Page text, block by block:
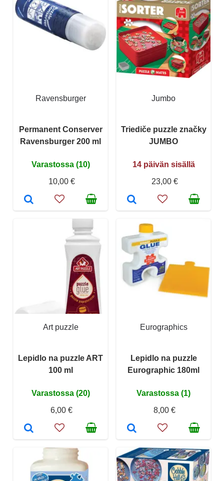
Ravensburger
Permanent Conserver
Ravensburger 200 ml
Varastossa (10)
10,00 €
Jumbo
Triediče puzzle značky
JUMBO
14 päivän sisällä
23,00 €
Art puzzle
Lepidlo na puzzle ART
100 ml
Varastossa (20)
6,00 €
Eurographics
Lepidlo na puzzle
Eurographic 180ml
Varastossa (1)
8,00 €